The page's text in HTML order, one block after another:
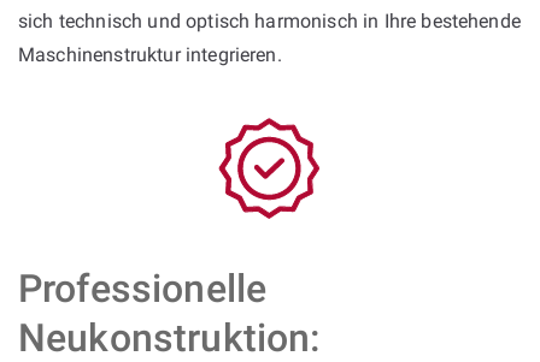
sich technisch und optisch harmonisch in Ihre bestehende
Maschinenstruktur integrieren.
Professionelle
Neukonstruktion: